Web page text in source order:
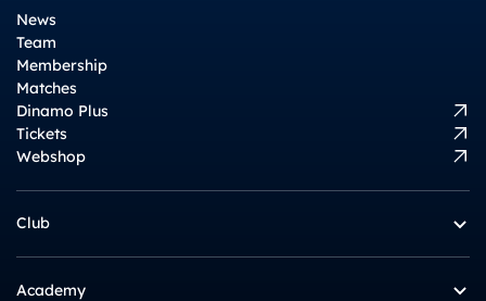
News
Team
Membership
Matches
Dinamo Plus
Tickets
Webshop
Club
Academy